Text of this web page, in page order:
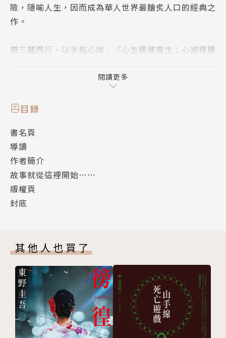
險，隱喻人生，因而成為華人世界最膾炙人口的經典之
作。
唐三藏西行，以手指心說：「心生種種魔生；心滅種種
過省改，必能強化與自制。
名家導讀
楊昌年（臺師大國文系教授）／忍苦求成，人生指標
----
原著/監製/作者/繪者簡介
吳承恩（1506－1582）
字汝忠，號射陽山人或射陽居士，淮安府山陽縣（今江
蘇）人。其代表作為《西遊記》。
《西遊記》是中國「四大名著」之一，在世界各地廣為
流傳，並被翻譯成多種語言。書中講述唐三藏與孫悟
閱讀更多
目錄
書名頁
導讀
作者簡介
故事就從這裡開始……
版權頁
封底
其他人也買了